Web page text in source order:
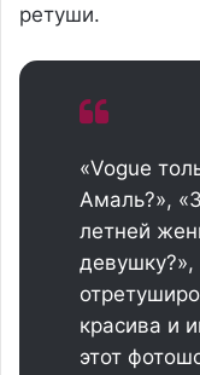
ретуши.
«Vogue
Амаль?»,
летней
красива и
этот